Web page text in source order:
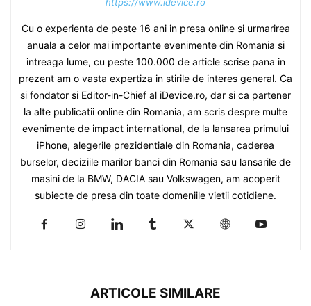
Cu o experienta de peste 16 ani in presa online si urmarirea
anuala a celor mai importante evenimente din Romania si
intreaga lume, cu peste 100.000 de article scrise pana in
prezent am o vasta expertiza in stirile de interes general. Ca
si fondator si Editor-in-Chief al iDevice.ro, dar si ca partener
la alte publicatii online din Romania, am scris despre multe
evenimente de impact international, de la lansarea primului
iPhone, alegerile prezidentiale din Romania, caderea
burselor, deciziile marilor banci din Romania sau lansarile de
masini de la BMW, DACIA sau Volkswagen, am acoperit
subiecte de presa din toate domeniile vietii cotidiene.
ARTICOLE SIMILARE